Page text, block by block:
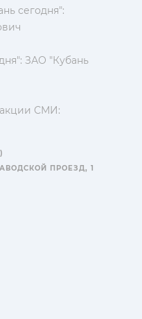
сегодня":
ЗАО "Кубань
СМИ:
ПРОЕЗД, 1